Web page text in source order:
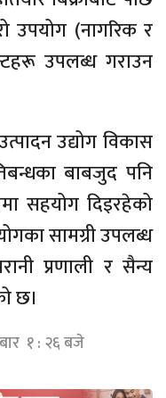
उपयोग (नागरिक र
उपलब्ध गराउन
उद्योग विकास
बाबजुद पनि
सहयोग दिइरहेको
सामग्री उपलब्ध
प्रणाली र सैन्य
छ।
१ : २६ बजे